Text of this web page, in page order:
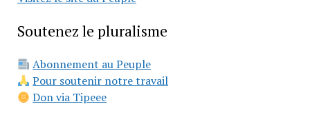
Soutenez le pluralisme
Abonnement au Peuple
Pour soutenir notre travail
Don via Tipeee